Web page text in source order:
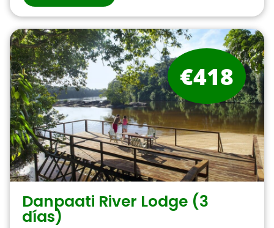
Danpaati River Lodge (3
días)
€418